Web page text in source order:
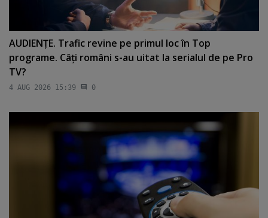
AUDIENŢE. Trafic revine pe primul loc în Top
programe. Câţi români s-au uitat la serialul de pe Pro
TV?
4 AUG 2026 15:39 0